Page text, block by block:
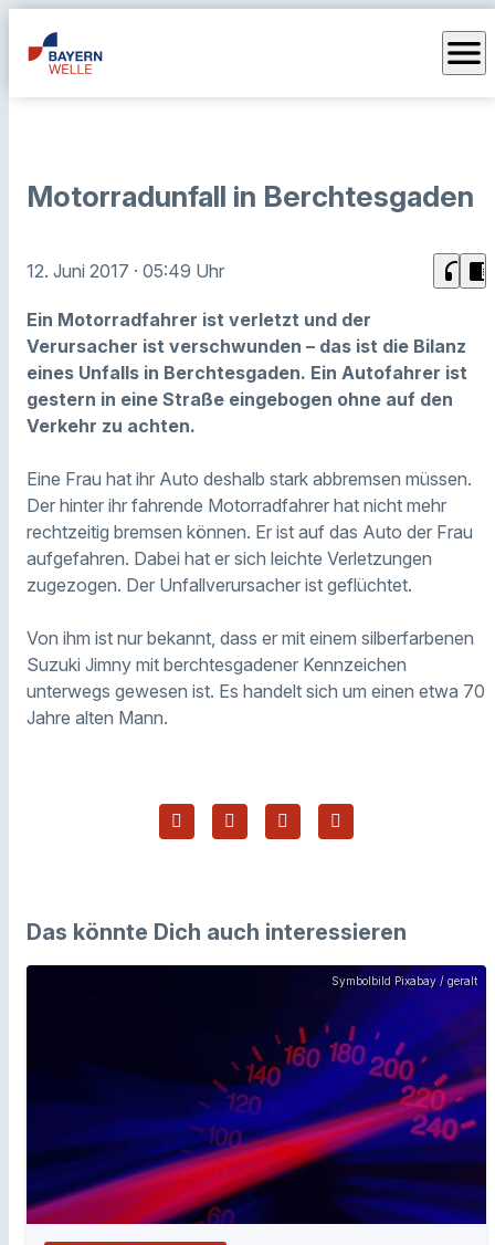
menu
Motorradunfall in Berchtesgaden
12. Juni 2017 · 05:49 Uhr headphones chrome_reader_mode
Ein Motorradfahrer ist verletzt und der
Verursacher ist verschwunden – das ist die Bilanz
eines Unfalls in Berchtesgaden. Ein Autofahrer ist
gestern in eine Straße eingebogen ohne auf den
Verkehr zu achten.
Eine Frau hat ihr Auto deshalb stark abbremsen müssen.
Der hinter ihr fahrende Motorradfahrer hat nicht mehr
rechtzeitig bremsen können. Er ist auf das Auto der Frau
aufgefahren. Dabei hat er sich leichte Verletzungen
zugezogen. Der Unfallverursacher ist geflüchtet.
Von ihm ist nur bekannt, dass er mit einem silberfarbenen
Suzuki Jimny mit berchtesgadener Kennzeichen
unterwegs gewesen ist. Es handelt sich um einen etwa 70
Jahre alten Mann.
Das könnte Dich auch interessieren
Symbolbild Pixabay / geralt